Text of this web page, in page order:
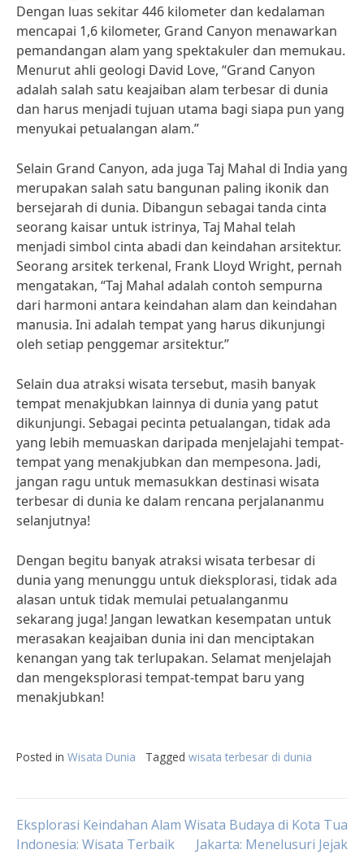
Dengan luas sekitar 446 kilometer dan kedalaman
mencapai 1,6 kilometer, Grand Canyon menawarkan
pemandangan alam yang spektakuler dan memukau.
Menurut ahli geologi David Love, “Grand Canyon
adalah salah satu keajaiban alam terbesar di dunia
dan harus menjadi tujuan utama bagi siapa pun yang
menyukai petualangan alam.”
Selain Grand Canyon, ada juga Taj Mahal di India yang
merupakan salah satu bangunan paling ikonik dan
bersejarah di dunia. Dibangun sebagai tanda cinta
seorang kaisar untuk istrinya, Taj Mahal telah
menjadi simbol cinta abadi dan keindahan arsitektur.
Seorang arsitek terkenal, Frank Lloyd Wright, pernah
mengatakan, “Taj Mahal adalah contoh sempurna
dari harmoni antara keindahan alam dan keindahan
manusia. Ini adalah tempat yang harus dikunjungi
oleh setiap penggemar arsitektur.”
Selain dua atraksi wisata tersebut, masih banyak
tempat menakjubkan lainnya di dunia yang patut
dikunjungi. Sebagai pecinta petualangan, tidak ada
yang lebih memuaskan daripada menjelajahi tempat-
tempat yang menakjubkan dan mempesona. Jadi,
jangan ragu untuk memasukkan destinasi wisata
terbesar di dunia ke dalam rencana perjalananmu
selanjutnya!
Dengan begitu banyak atraksi wisata terbesar di
dunia yang menunggu untuk dieksplorasi, tidak ada
alasan untuk tidak memulai petualanganmu
sekarang juga! Jangan lewatkan kesempatan untuk
merasakan keajaiban dunia ini dan menciptakan
kenangan yang tak terlupakan. Selamat menjelajah
dan mengeksplorasi tempat-tempat baru yang
menakjubkan!
Posted in Wisata Dunia Tagged wisata terbesar di dunia
Post
Eksplorasi Keindahan Alam
Indonesia: Wisata Terbaik
Wisata Budaya di Kota Tua
Jakarta: Menelusuri Jejak